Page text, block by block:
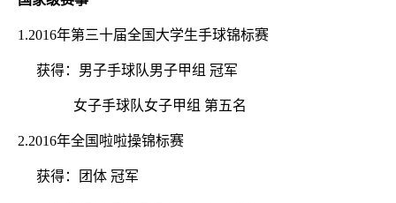
1.2016年第三十届全国大学生手球锦标赛
获得：男子手球队男子甲组 冠军
女子手球队女子甲组 第五名
2.2016年全国啦啦操锦标赛
获得：团体 冠军